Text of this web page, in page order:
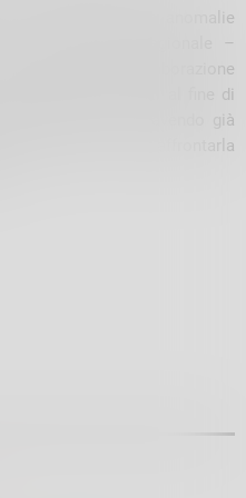
ora significative anomalie
nel territorio regionale –
la collaborazione
interessati al fine di
stagione irrigua, avendo già
utile per affrontarla